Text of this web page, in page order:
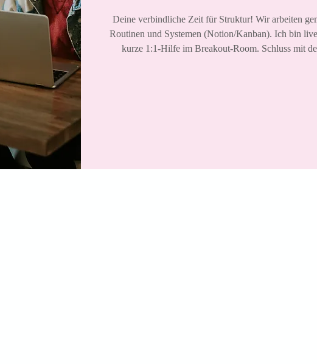
Deine verbindliche Zeit für Struktur! Wir arbeiten
Routinen und Systemen (Notion/Kanban). Ich bin
kurze 1:1-Hilfe im Breakout-Room. Schluss mit